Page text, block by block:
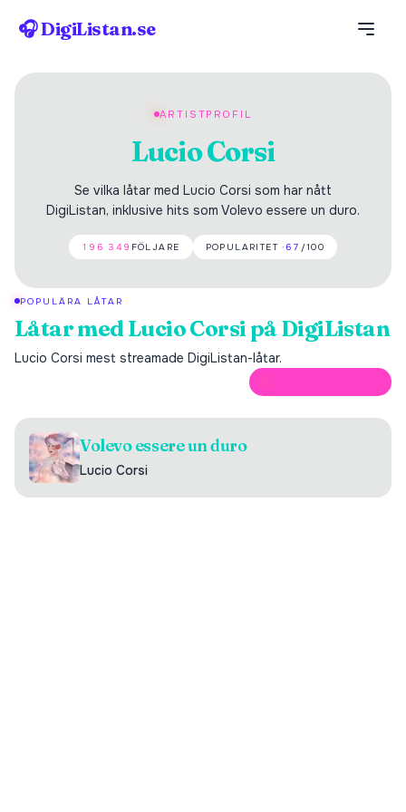
🎧 DigiListan.se
ARTISTPROFIL
Lucio Corsi
Se vilka låtar med Lucio Corsi som har nått
DigiListan, inklusive hits som Volevo essere un duro.
196 349 FÖLJARE POPULARITET ·67 /100
POPULÄRA LÅTAR
Låtar medLucio Corsipå DigiListan
Lucio Corsi mest streamade DigiListan-låtar.
Volevo essere un duro
Lucio Corsi